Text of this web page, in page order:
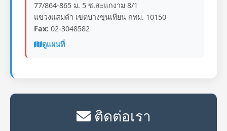
77/864-865 ม. 5 ซ.สะแกงาม 8/1
แขวงแสมดำ เขตบางขุนเทียน กทม. 10150
Fax: 02-3048582
ดูแผนที่
ติดต่อเรา